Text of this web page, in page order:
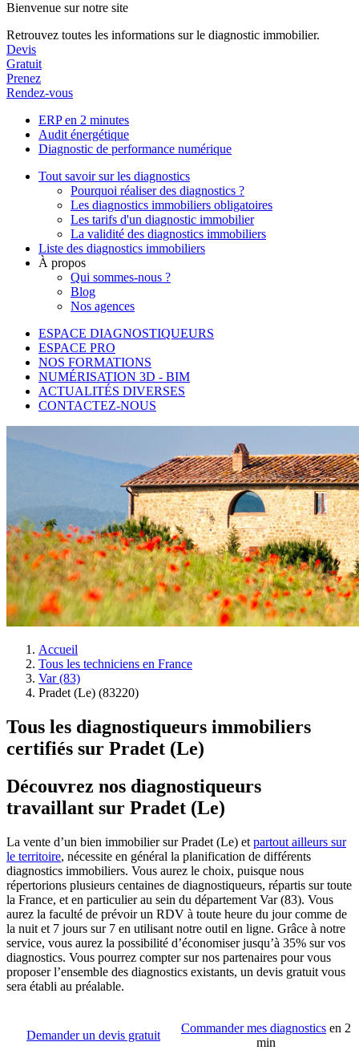
Bienvenue sur notre site
Retrouvez toutes les informations sur le diagnostic immobilier.
Devis
Gratuit
Prenez
Rendez-vous
ERP en 2 minutes
Audit énergétique
Diagnostic de performance numérique
Tout savoir sur les diagnostics
Pourquoi réaliser des diagnostics ?
Les diagnostics immobiliers obligatoires
Les tarifs d'un diagnostic immobilier
La validité des diagnostics immobiliers
Liste des diagnostics immobiliers
À propos
Qui sommes-nous ?
Blog
Nos agences
ESPACE DIAGNOSTIQUEURS
ESPACE PRO
NOS FORMATIONS
NUMÉRISATION 3D - BIM
ACTUALITÉS DIVERSES
CONTACTEZ-NOUS
Accueil
Tous les techniciens en France
Var (83)
Pradet (Le) (83220)
Tous les diagnostiqueurs immobiliers
certifiés sur Pradet (Le)
Découvrez nos diagnostiqueurs
travaillant sur Pradet (Le)
La vente d’un bien immobilier sur Pradet (Le) et partout ailleurs sur
le territoire, nécessite en général la planification de différents
diagnostics immobiliers. Vous aurez le choix, puisque nous
répertorions plusieurs centaines de diagnostiqueurs, répartis sur toute
la France, et en particulier au sein du département Var (83). Vous
aurez la faculté de prévoir un RDV à toute heure du jour comme de
la nuit et 7 jours sur 7 en utilisant notre outil en ligne. Grâce à notre
service, vous aurez la possibilité d’économiser jusqu’à 35% sur vos
diagnostics. Vous pourrez compter sur nos partenaires pour vous
proposer l’ensemble des diagnostics existants, un devis gratuit vous
sera établi au préalable.
Demander un devis gratuit
Commander mes diagnostics en 2
min